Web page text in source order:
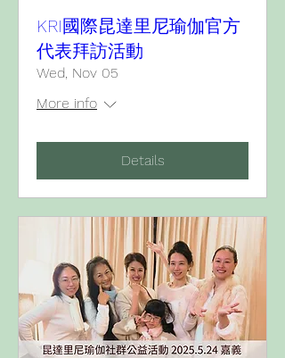
KRI國際昆達里尼瑜伽官方
代表拜訪活動
Wed, Nov 05
More info
Details